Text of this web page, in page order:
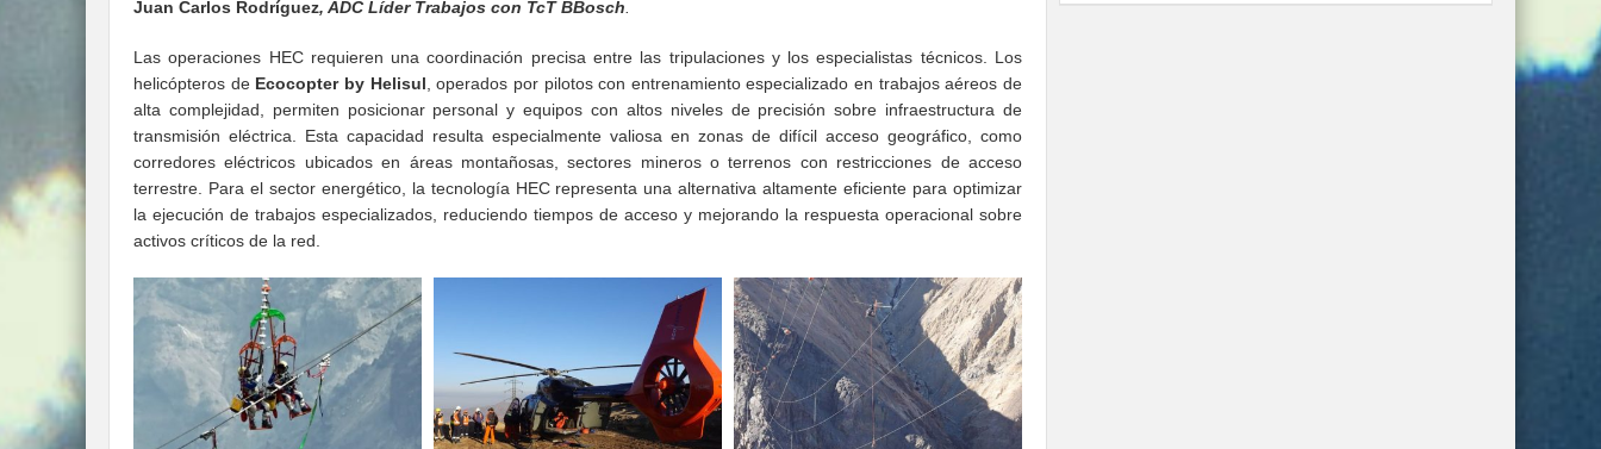
Juan Carlos Rodríguez, ADC Líder Trabajos con TcT BBosch.
Las operaciones HEC requieren una coordinación precisa entre las tripulaciones y los especialistas técnicos. Los
helicópteros deEcocopter by Helisul, operados por pilotos con entrenamiento especializado en trabajos aéreos de
alta complejidad, permiten posicionar personal y equipos con altos niveles de precisión sobre infraestructura de
transmisión eléctrica. Esta capacidad resulta especialmente valiosa en zonas de difícil acceso geográfico, como
corredores eléctricos ubicados en áreas montañosas, sectores mineros o terrenos con restricciones de acceso
terrestre. Para el sector energético, la tecnología HEC representa una alternativa altamente eficiente para optimizar
la ejecución de trabajos especializados, reduciendo tiempos de acceso y mejorando la respuesta operacional sobre
activos críticos de la red.